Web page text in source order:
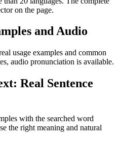
on the page.
and Audio
usage examples and common
audio pronunciation is available.
Real Sentence
with the searched word
the right meaning and natural